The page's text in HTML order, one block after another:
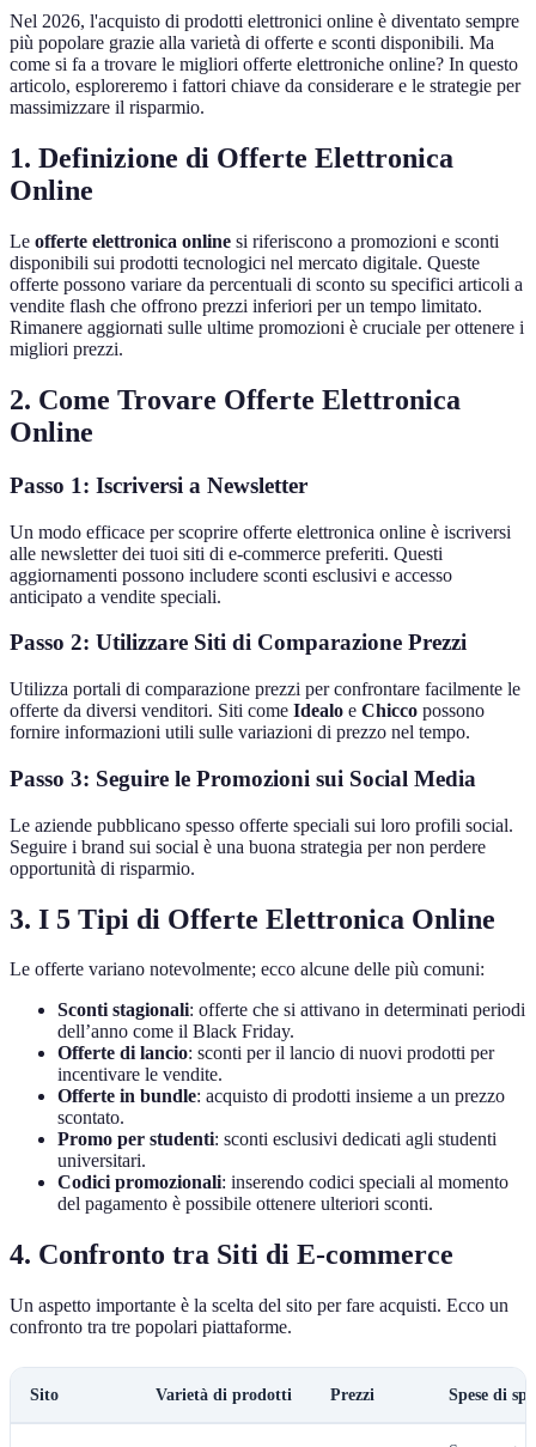
Nel 2026, l'acquisto di prodotti elettronici online è diventato sempre
più popolare grazie alla varietà di offerte e sconti disponibili. Ma
come si fa a trovare le migliori offerte elettroniche online? In questo
articolo, esploreremo i fattori chiave da considerare e le strategie per
massimizzare il risparmio.
1. Definizione di Offerte Elettronica
Online
Le offerte elettronica online si riferiscono a promozioni e sconti
disponibili sui prodotti tecnologici nel mercato digitale. Queste
offerte possono variare da percentuali di sconto su specifici articoli a
vendite flash che offrono prezzi inferiori per un tempo limitato.
Rimanere aggiornati sulle ultime promozioni è cruciale per ottenere i
migliori prezzi.
2. Come Trovare Offerte Elettronica
Online
Passo 1: Iscriversi a Newsletter
Un modo efficace per scoprire offerte elettronica online è iscriversi
alle newsletter dei tuoi siti di e-commerce preferiti. Questi
aggiornamenti possono includere sconti esclusivi e accesso
anticipato a vendite speciali.
Passo 2: Utilizzare Siti di Comparazione Prezzi
Utilizza portali di comparazione prezzi per confrontare facilmente le
offerte da diversi venditori. Siti come Idealo e Chicco possono
fornire informazioni utili sulle variazioni di prezzo nel tempo.
Passo 3: Seguire le Promozioni sui Social Media
Le aziende pubblicano spesso offerte speciali sui loro profili social.
Seguire i brand sui social è una buona strategia per non perdere
opportunità di risparmio.
3. I 5 Tipi di Offerte Elettronica Online
Le offerte variano notevolmente; ecco alcune delle più comuni:
Sconti stagionali: offerte che si attivano in determinati periodi
dell’anno come il Black Friday.
Offerte di lancio: sconti per il lancio di nuovi prodotti per
incentivare le vendite.
Offerte in bundle: acquisto di prodotti insieme a un prezzo
scontato.
Promo per studenti: sconti esclusivi dedicati agli studenti
universitari.
Codici promozionali: inserendo codici speciali al momento
del pagamento è possibile ottenere ulteriori sconti.
4. Confronto tra Siti di E-commerce
Un aspetto importante è la scelta del sito per fare acquisti. Ecco un
confronto tra tre popolari piattaforme.
Sito Varietà di prodotti Prezzi Spese di